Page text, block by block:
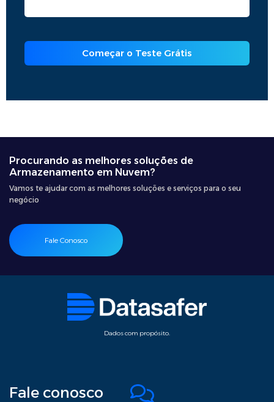
Começar o Teste Grátis
Procurando as melhores soluções de
Armazenamento em Nuvem?
Vamos te ajudar com as melhores soluções e serviços para o seu
negócio
Fale Conosco
Dados com propósito.
Fale conosco